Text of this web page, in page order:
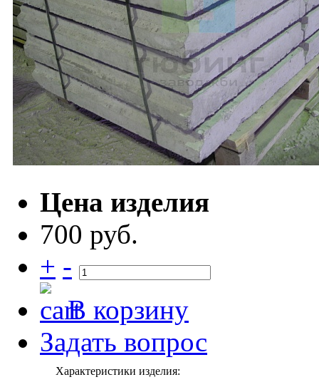
Цена изделия
700 руб.
+ -
В корзину
Задать вопрос
Характеристики изделия: